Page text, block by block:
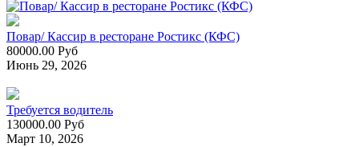
Повар/ Кассир в ресторане Ростикс (КФС)
80000.00 Руб
Июнь 29, 2026
Требуется водитель
130000.00 Руб
Март 10, 2026